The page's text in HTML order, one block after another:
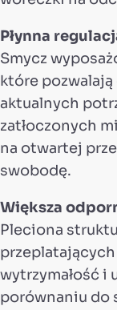
Płynna
Smycz
które
aktualnych
zatłoczonych
na otwartej
swobodę.
Większa
Pleciona
przeplatających
wytrzymałość i
porównaniu do